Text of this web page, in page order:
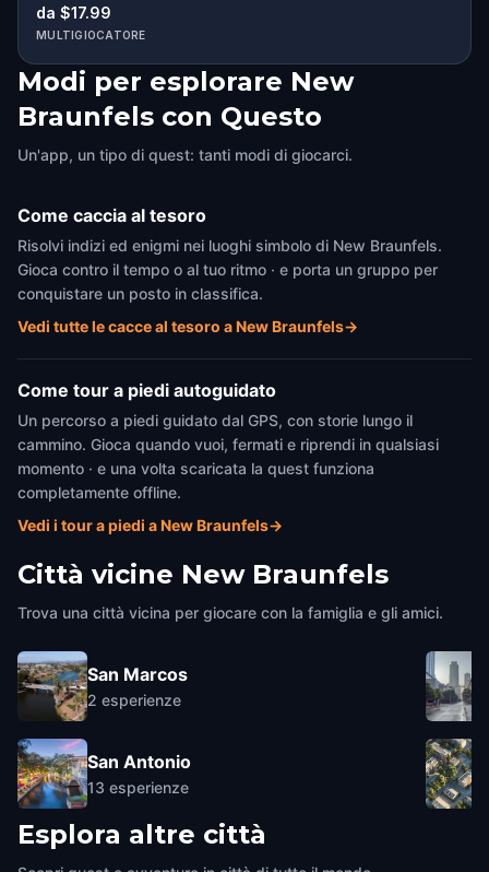
da $17.99
MULTIGIOCATORE
Modi per esplorare New
Braunfels con Questo
Un'app, un tipo di quest: tanti modi di giocarci.
Come caccia al tesoro
Risolvi indizi ed enigmi nei luoghi simbolo di New Braunfels.
Gioca contro il tempo o al tuo ritmo · e porta un gruppo per
conquistare un posto in classifica.
Vedi tutte le cacce al tesoro a New Braunfels→
Come tour a piedi autoguidato
Un percorso a piedi guidato dal GPS, con storie lungo il
cammino. Gioca quando vuoi, fermati e riprendi in qualsiasi
momento · e una volta scaricata la quest funziona
completamente offline.
Vedi i tour a piedi a New Braunfels→
Città vicine New Braunfels
Trova una città vicina per giocare con la famiglia e gli amici.
San Marcos
2 esperienze
San Antonio
13 esperienze
Esplora altre città